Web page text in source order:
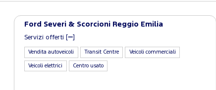
Ford Severi & Scorcioni Reggio Emilia
Servizi offerti [
Vendita autoveicoli Transit Centre Veicoli commerciali
Veicoli elettrici Centro usato